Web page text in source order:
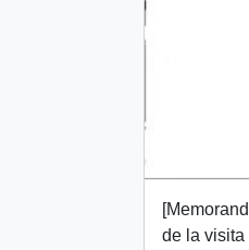
de la visita